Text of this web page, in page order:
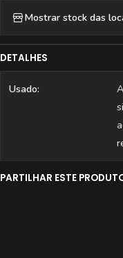
Mostrar stock das
DETALHES
Usado:
PARTILHAR ESTE